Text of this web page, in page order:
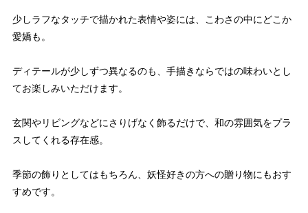
少しラフなタッチで描かれた表情や姿には、こわさの中にどこか
愛嬌も。
ディテールが少しずつ異なるのも、手描きならではの味わいとし
てお楽しみいただけます。
玄関やリビングなどにさりげなく飾るだけで、和の雰囲気をプラ
スしてくれる存在感。
季節の飾りとしてはもちろん、妖怪好きの方への贈り物にもおす
すめです。